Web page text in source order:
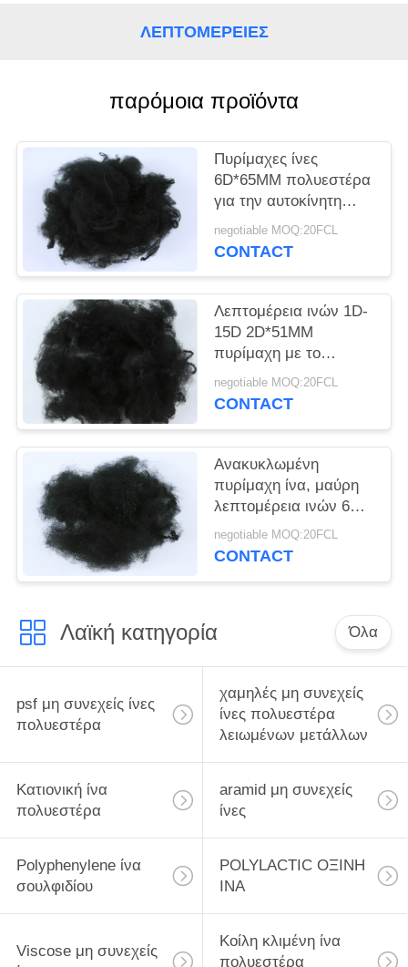
ΠΕΡΙΠΤΏΣΕΙΣ
SITEMAP
PRIVACY
POLICY
ΛΕΠΤΟΜΈΡΕΙΕΣ
παρόμοια προϊόντα
Πυρίμαχες ίνες
6D*65MM πολυεστέρα
για την αυτοκίνητη
εσωτερική χαμηλή
διακένωση
negotiable MOQ:20FCL
CONTACT
Λεπτομέρεια ινών 1D-
15D 2D*51MM
πυρίμαχη με το
γδάρσιμο ανθεκτικό
negotiable MOQ:20FCL
CONTACT
Ανακυκλωμένη
πυρίμαχη ίνα, μαύρη
λεπτομέρεια ινών 6D
πολυεστέρα PSF
negotiable MOQ:20FCL
CONTACT
Λαϊκή κατηγορία Όλα
psf μη συνεχείς ίνες
πολυεστέρα
χαμηλές μη συνεχείς
ίνες πολυεστέρα
λειωμένων μετάλλων
Κατιονική ίνα
πολυεστέρα
aramid μη συνεχείς
ίνες
Polyphenylene ίνα
σουλφιδίου
POLYLACTIC ΟΞΙΝΗ
ΙΝΑ
Viscose μη συνεχείς
Κοίλη κλιμένη ίνα
πολυεστέρα